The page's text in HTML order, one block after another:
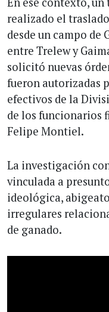
realizado el
desde un campo de
entre Trelew y
solicitó nuevas
fueron autorizadas
efectivos de la
de los funcionarios
Felipe Montiel.
La investigación
vinculada a
ideológica,
irregulares
de ganado.